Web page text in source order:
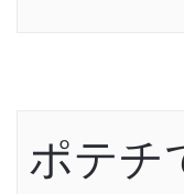
ポテチ